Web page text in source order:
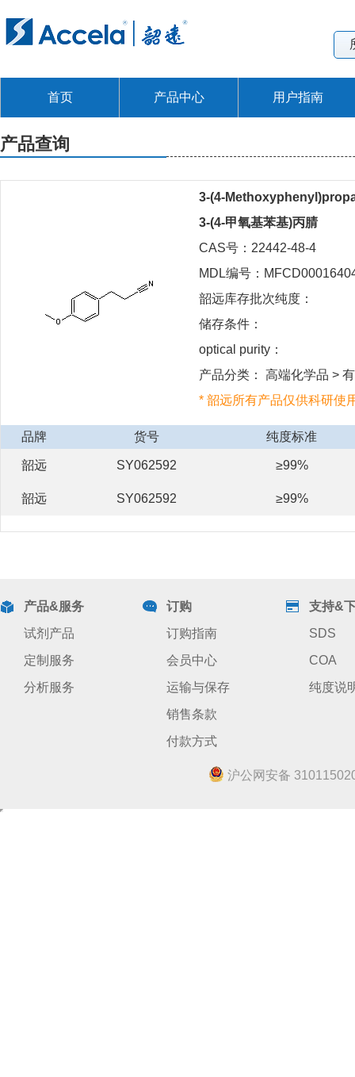
首页 产品中心 用户指南
产品查询
3-(4-
3-(4-甲氧基苯基)丙腈
CAS号：22442-48-4
MDL编号：
韶远库存批次纯度：
储存条件：
optical purity：
产品分类： 高端化学品 >
* 韶远所有产品仅供科研使
品牌 货号 纯度标准
韶远 SY062592 ≥99%
韶远 SY062592 ≥99%
产品&服务
试剂产品
定制服务
分析服务
订购
订购指南
会员中心
运输与保存
销售条款
付款方式
支持&
SDS
COA
纯度说
沪公网安备